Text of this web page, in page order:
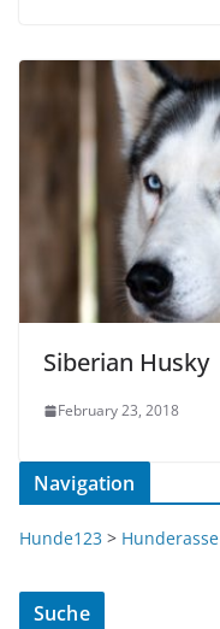
Siberian Husky
February 23, 2018
Navigation
Hunde123 > Hunderasse
Suche